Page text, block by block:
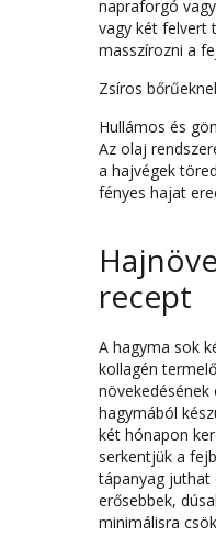
napraforgó
vagy két felvert
masszírozni a
Zsíros
Hullámos és
Az olaj
a hajvégek
fényes hajat
recept
A hagyma sok
kollagén
növekedésének
hagymából
két hónapon
serkentjük a
tápanyag juthat
erősebbek,
minimálisra